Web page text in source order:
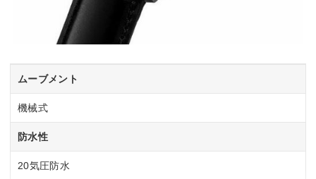
ムーブメント
機械式
防水性
20気圧防水